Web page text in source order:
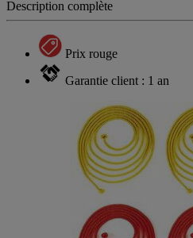
Description complète
Prix rouge
Garantie client : 1 an